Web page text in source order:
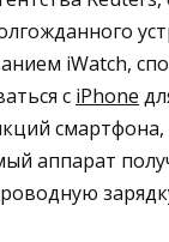
iWatch,
с iPhone
аппарат